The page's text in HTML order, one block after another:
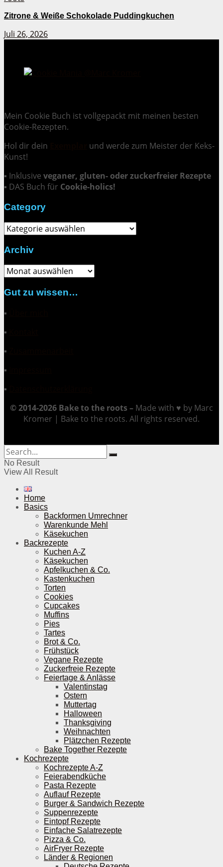
Zitrone & Weiße Schokolade Puddingkuchen
Juli 26, 2026
Mein Cookie Buch ist vollgepackt mit meinen besten
Cookie-Rezepten.
Hol dir dein
und werde zum Meister der Keks-
Kunst!
▪ Inklusive veganer, gluten- oder zuckerfreier Rezepte
▪ DAS Buch für Cookie-holics!
Category
Category
Archiv
Archiv
Gut zu wissen…
▪
▪
▪
▪
▪
© 2014-2026 Bake to the roots – Made with ♥ by Marc
Kromer | Bake to the roots. All rights reserved.
No Result
View All Result
Home
Basics
Backformen Umrechner
Warenkunde Mehl
Käsekuchen
Backrezepte
Kuchen A-Z
Käsekuchen
Apfelkuchen & Co.
Kastenkuchen
Torten
Cookies
Cupcakes
Muffins
Pies
Tartes
Brot & Co.
Frühstück
Vegane Rezepte
Zuckerfreie Rezepte
Feiertage & Anlässe
Valentinstag
Ostern
Muttertag
Halloween
Thanksgiving
Weihnachten
Plätzchen Rezepte
Bake Together Rezepte
Kochrezepte
Kochrezepte A-Z
Feierabendküche
Pasta Rezepte
Auflauf Rezepte
Burger & Sandwich Rezepte
Suppenrezepte
Eintopf Rezepte
Einfache Salatrezepte
Pizza & Co.
AirFryer Rezepte
Länder & Regionen